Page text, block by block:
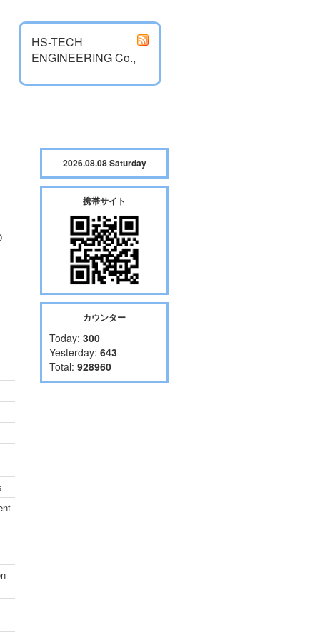
HS-TECH
ENGINEERING Co.,
2026.08.08 Saturday
携帯サイト
カウンター
Today: 300
Yesterday: 643
Total: 928960